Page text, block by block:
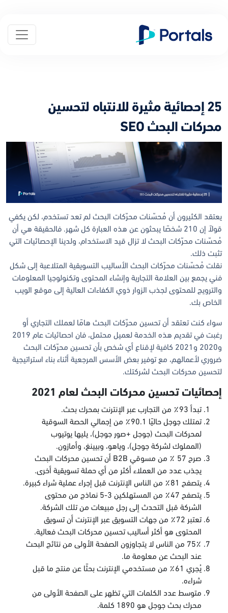
25 إحصائية مثيرة للانتباه لتحسين
محركات البحث SEO
يعتقد الكثيرون أن مُحسّنات محرّكات البحث لم تعد تستخدم، لكن يكفي
قولاً إن 210 شخصًا يبحثون عن هذه العبارة كل شهر. فالحقيقة هي أن
مُحسّنات محرّكات البحث لا تزال قيد الاستخدام، ولدينا الإحصائيات التي
تثبت ذلك.
نقلت مُحسّنات محرّكات البحث الأساليب التسويقية المتلاعبة إلى شكل
فني يجمع بين العلامة التجارية وإنشاء المحتوى وتكنولوجيا المعلومات
والترويج للمحتوى لجذب الزوار ذوي الكفاءات العالية إلى موقع الويب
الخاص بك.
سواء كنت تعتقد أن تحسين محرّكات البحث هامًا لعملك التجاري أو
رغبت في تقديم هذه الخدمة لعميل محتمل، فان احصائيات عام 2019
و2020 و2021 كافية لإقناع أي شخص بأن تحسين محرّكات البحث
ضروري لأعمالهم، مع توفير بعض الأسس المرجعية أثناء بناء استراتيجية
لتحسين محركات البحث لشركتك.
إحصائيات تحسين محركات البحث لعام 2021
تبدأ 93٪ من التجارب عبر الإنترنت بمحرك بحث.
تمتلك جوجل حاليًا 90.1٪ من إجمالي الحصة السوقية
لمحركات البحث (جوجل +صور جوجل)، يليها يوتيوب
(المملوك لشركة جوجل)، وياهو، وبيينغ، وأمازون.
صرح 57 ٪ من مسوقي B2B أن تحسين محركات البحث
يجذب عدد من العملاء أكثر من أي حملة تسويقية أخرى.
يتصفح 81٪ من الناس الإنترنت قبل إجراء عملية شراء كبيرة.
يتصفح 47٪ من المستهلكين 3-5 نماذج من محتوى
الشركة قبل التحدث إلى رجل مبيعات من تلك الشركة.
تعتبر 72٪ من جهات التسويق عبر الإنترنت أن تسويق
المحتوى هو أكثر أساليب تحسين محركات البحث فعالية.
75٪ من الناس لا يتجاوزون الصفحة الأولى من نتائج البحث
عند البحث عن معلومة ما.
يُجري 61٪ من مستخدمي الإنترنت بحثًا عن منتج ما قبل
شراءه.
متوسط عدد الكلمات التي تظهر على الصفحة الأولى من
محرك بحث جوجل هو 1890 كلمة.